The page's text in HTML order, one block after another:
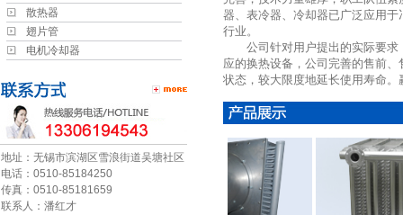
空调机组中的表冷器是什么东西
简述空气加热器的优点
板式换热器选型需提供资料
换热器的检查工作
工业换热器有哪些作用以及注意事项
电机换热器的原理
螺旋缠绕管式换热器是由于什么原因导致的运行不畅呢？
浅谈空气热交换器的工作原理
什么是空气换热器？
散热器
翅片管
电机冷却器
地址：无锡市滨湖区雪浪街道吴塘社区
电话：0510-85184250
传真：0510-85181659
联系人：潘红才
器、表冷器、冷却器已广泛应用
行业。
公司针对用户提出的实际要求
应的换热设备，公司完善的售前
状态，较大限度地延长使用寿命